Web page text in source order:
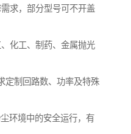
求，部分型号可不开盖
化工、制药、金属抛光
定制回路数、功率及特殊
环境中的安全运行，有